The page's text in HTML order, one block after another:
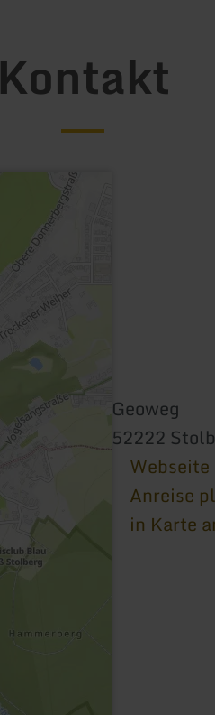
Kontakt
Geoweg
52222
Webseite
Anreise
in Karte